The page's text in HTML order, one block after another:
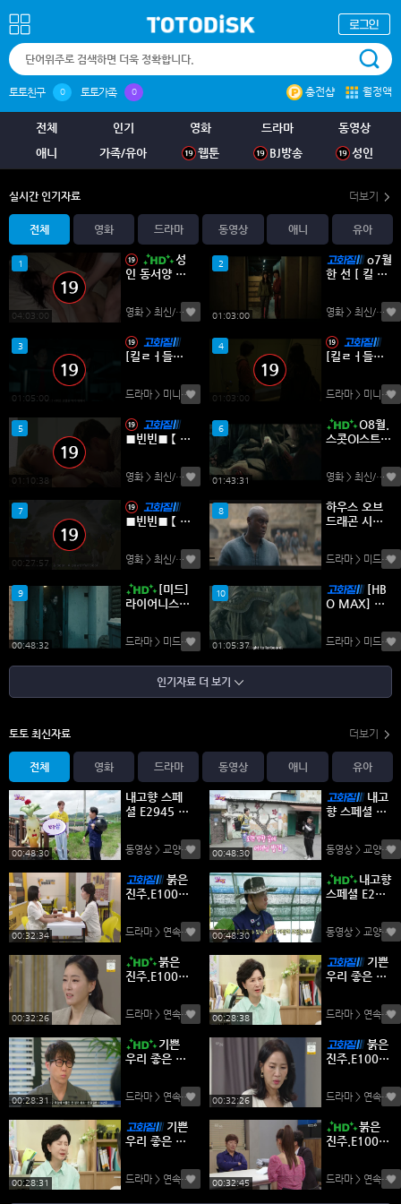
토토친구 0 토토가족 0 충전샵 월정액
전체 인기 영화 드라마
동영상
애니
가족/유아 웹툰 BJ방송 성인
실시간 인기자료 더보기
전체 영화 드라마 동영상 애니 유아
1
04:03:00
성
인 동서양 스
26년7월18
일 규제작 bg영화 > 최신/미개봉 (0)
2
01:03:00
o7월
한 선 [ 킬 ㄹ
몰 2 ] 5-6화
1080P
영화 > 최신/미개봉
3
01:05:00
[킬ㄹㅓ들의
저용량 1080
P E01 - E06
드라마 > 미니시리즈 (0)
4
01:03:00
[킬ㄹㅓ들의
저용량 1080
P E05 - E06
드라마 > 미니시리즈
5
01:10:38
■빈빈■ 【 +
[무삭제] 돌아
온 형수의 순
26 [영화 에
로 강하랑 채
영화 > 최신/미개봉 (0)
6
01:43:31
O8월.
스콧OI스트우
럭ㅋI _ 스트
라OI크 )) 10
막
영화 > 최신/미개봉
7
00:27:57
■빈빈■ 【 넷
기의 계절 (2
026) Matin
1E01-E10완
결 초고화질
릭스디즈니왓
챠tv방송드라
마
영화 > 최신/미개봉 (0)
8
하우스 오브
드래곤 시즌
드라마 > 미드(0)
9
00:48:32
[미드]
라이어니스
026.1080p.
한글자막
드라마 > 미드(0)
10
01:05:37
[HB
O MAX] 하
드래곤 Hous
e.of.the.Dra
드라마 > 미드(0)
인기자료 더 보기
토토 최신자료 더보기
전체 영화 드라마 동영상 애니 유아
00:48:30
내고향 스페
셜 E2945 2
동영상 > 교양(0) 00:48:30
내고
향 스페셜 E2
6 1080p W
ANNA
동영상 > 교양(0)
00:32:34
붉은
진주.E100.2
드라마 > 연속극 (0) 00:48:30
내고향
스페셜 E294
20p WANN
A
동영상 > 교양(0)
00:32:26
붉은
진주.E100.2
드라마 > 연속극 (0) 00:28:38
기쁜
우리 좋은 날.
5.1440p.H2
65
드라마 > 연속극
00:28:31
기쁜
우리 좋은 날.
5.720p.H26
4
드라마 > 연속극 (0) 00:32:26
붉은
진주.E100.2
드라마 > 연속극
00:28:31
기쁜
우리 좋은 날.
5.1080p.H2
64
드라마 > 연속극 (0) 00:32:45
붉은
진주.E100.2
드라마 > 연속극